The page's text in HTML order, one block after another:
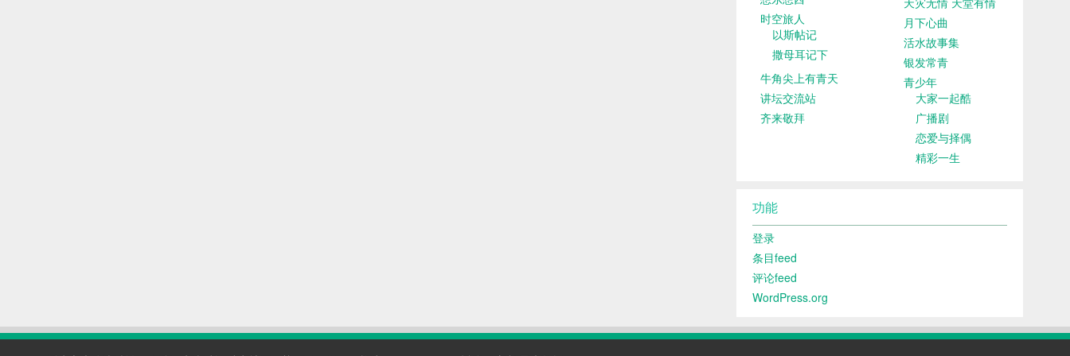
时空旅人
以斯帖记
撒母耳记下
牛角尖上有青天
讲坛交流站
齐来敬拜
月下心曲
活水故事集
银发常青
青少年
大家一起酷
广播剧
恋爱与择偶
精彩一生
功能
登录
条目feed
评论feed
WordPress.org